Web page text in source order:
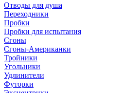
Отводы для душа
Переходники
Пробки
Пробки для испытания
Сгоны
Сгоны-Американки
Тройники
Угольники
Удлинители
Футорки